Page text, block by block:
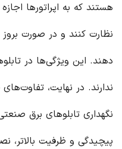
هستند که به اپراتورها
نظارت کنند و در صورت بروز
دهند. این ویژگی‌ها در
ندارند. در نهایت،
نگهداری تابلوهای برق
پیچیدگی و ظرفیت بالاتر،